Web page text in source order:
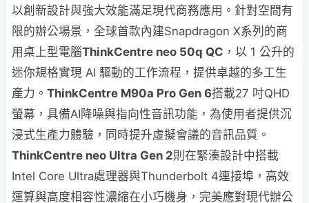
以創新設計與強大效能滿足現代商務應用。針對空間有
限的辦公場景，全球首款內建Snapdragon X系列的商
用桌上型電腦ThinkCentre neo 50q QC ，以 1 公升的
迷你規格實現 AI 驅動的工作流程，提供卓越的多工生
產力。 ThinkCentre M90a Pro Gen 6搭載27 吋QHD
螢幕，具備AI降噪與指向性音訊功能，為使用者提供沉
浸式生產力體驗，同時提升虛擬會議的音訊品質。
ThinkCentre neo Ultra Gen 2則在緊湊設計中搭載
Intel Core Ultra處理器與Thunderbolt 4連接埠，高效
運算與高度相容性濃縮在小巧機身，完美應對現代辦公